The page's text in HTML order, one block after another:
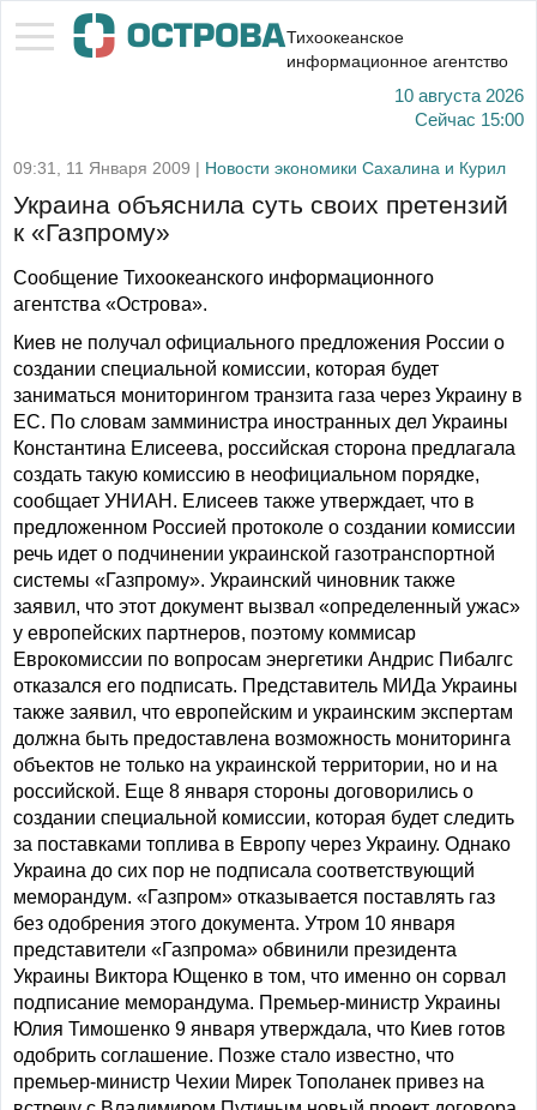
Тихоокеанское
информационное агентство
10 августа 2026
Сейчас 15:00
09:31, 11 Января 2009 | Новости экономики Сахалина и Курил
Украина объяснила суть своих претензий
к «Газпрому»
Сообщение Тихоокеанского информационного
агентства «Острова».
Киев не получал официального предложения России о
создании специальной комиссии, которая будет
заниматься мониторингом транзита газа через Украину в
ЕС. По словам замминистра иностранных дел Украины
Константина Елисеева, российская сторона предлагала
создать такую комиссию в неофициальном порядке,
сообщает УНИАН. Елисеев также утверждает, что в
предложенном Россией протоколе о создании комиссии
речь идет о подчинении украинской газотранспортной
системы «Газпрому». Украинский чиновник также
заявил, что этот документ вызвал «определенный ужас»
у европейских партнеров, поэтому коммисар
Еврокомиссии по вопросам энергетики Андрис Пибалгс
отказался его подписать. Представитель МИДа Украины
также заявил, что европейским и украинским экспертам
должна быть предоставлена возможность мониторинга
объектов не только на украинской территории, но и на
российской. Еще 8 января стороны договорились о
создании специальной комиссии, которая будет следить
за поставками топлива в Европу через Украину. Однако
Украина до сих пор не подписала соответствующий
меморандум. «Газпром» отказывается поставлять газ
без одобрения этого документа. Утром 10 января
представители «Газпрома» обвинили президента
Украины Виктора Ющенко в том, что именно он сорвал
подписание меморандума. Премьер-министр Украины
Юлия Тимошенко 9 января утверждала, что Киев готов
одобрить соглашение. Позже стало известно, что
премьер-министр Чехии Мирек Тополанек привез на